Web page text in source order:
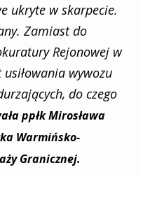
ukryte w skarpecie.
Zamiast do
Rejonowej w
usiłowania wywozu
do czego
ppłk Mirosława
Warmińsko-
Granicznej.